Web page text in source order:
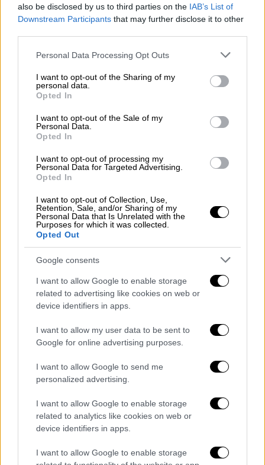
also be disclosed by us to third parties on the IAB’s List of
Downstream Participants that may further disclose it to other
Please note that this website/app uses one or more Google
not limited to your visit or usage behaviour. You may click to
grant or deny consent to Google and its third-party tags to
use your data for below specified purposes in below Google
consent section.
Personal Data Processing Opt Outs
I want to opt-out of the Sharing of my
personal data.
Opted In
I want to opt-out of the Sale of my
Personal Data.
Opted In
I want to opt-out of processing my
Personal Data for Targeted Advertising.
Opted In
I want to opt-out of Collection, Use,
Retention, Sale, and/or Sharing of my
Personal Data that Is Unrelated with the
Purposes for which it was collected.
Opted Out
Google consents
I want to allow Google to enable storage
related to advertising like cookies on web or
device identifiers in apps.
I want to allow my user data to be sent to
Google for online advertising purposes.
I want to allow Google to send me
personalized advertising.
I want to allow Google to enable storage
related to analytics like cookies on web or
device identifiers in apps.
I want to allow Google to enable storage
Αναλυτικά η επιστολή
«Προς
Τον Πρόεδρο της Βουλής των Ελλήνων
κ. Νικήτα Κακλαμάνη
Οι πρόσφατες αρνητικές εξελίξεις ως προς
ύστερα από την απόφαση του Αιγυπτιακού
δικαστηρίου, καθώς και η τοποθέτηση της
αιγυπτιακής κυβέρνησης που περιορίζεται
στη διασφάλιση μόνο του λατρευτικού
καθεστώτος τηςΜονής, έχουν προκαλέσει
ανησυχία σε όλους τους
Ελληνίδες και επιβάλουν την ουσιαστική
Με δεδομένο τον καταλυτικό ρόλο που
διαδραματίζει η Μονή της Αγίας Αικατερίνης
για όλον τονΕλληνισμόαλλά και για όλη την
Ορθοδοξία, ούσα η αρχαιότερη, εν
λειτουργία, χριστιανική ορθόδοξη Μονή,
καθίσταται επιτακτική η όσο το δυνατόν
ότι η κυβέρνηση συμμετείχε σε
διαπραγματεύσεις με την αιγυπτιακή πλευρά
για την επίτευξη συμφωνίας, η οποία
φαίνεται ότι δεν τηρήθηκε.